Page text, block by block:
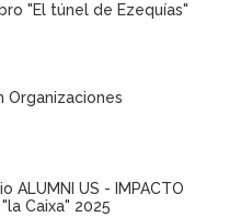
"El túnel de Ezequías"
Organizaciones
ALUMNI US - IMPACTO
Caixa" 2025